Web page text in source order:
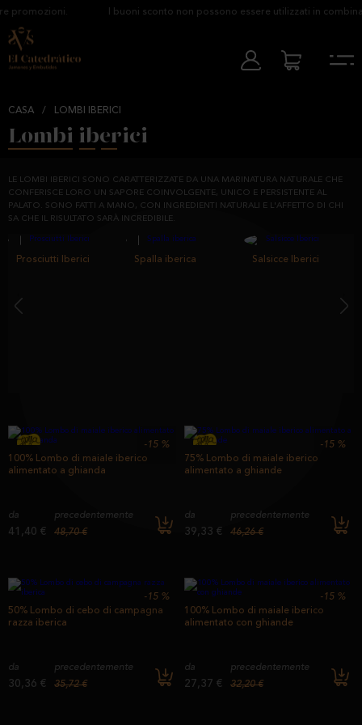
promozioni. I buoni sconto non possono essere utilizzati in
CASA / LOMBI IBERICI
Lombi iberici
LE LOMBI IBERICI SONO CARATTERIZZATE DA UNA MARINATURA NATURALE CHE
CONFERISCE LORO UN SAPORE COINVOLGENTE, UNICO E PERSISTENTE AL
PALATO. SONO FATTI A MANO, CON INGREDIENTI NATURALI E L'AFFETTO DI CHI
SA CHE IL RISULTATO SARÀ INCREDIBILE.
Prosciutti Iberici Spalla iberica Salsicce Iberici
100% Lombo di maiale iberico
alimentato a ghianda
da
41,40 €
precedentemente
48,70 €
-15 %
75% Lombo di maiale iberico
alimentato a ghiande
da
39,33 €
precedentemente
46,26 €
-15 %
50% Lombo di cebo di campagna
razza iberica
da
30,36 €
precedentemente
35,72 €
-15 %
100% Lombo di maiale iberico
alimentato con ghiande
da
27,37 €
precedentemente
32,20 €
-15 %